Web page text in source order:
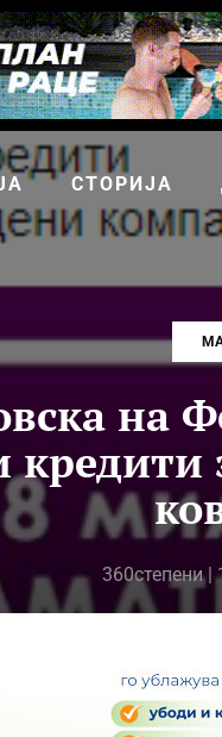
СТОРИЈА
на
360степени|